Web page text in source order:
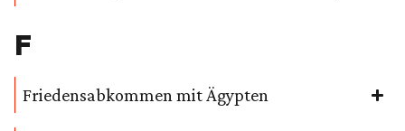
F
Friedensabkommen mit Ägypten